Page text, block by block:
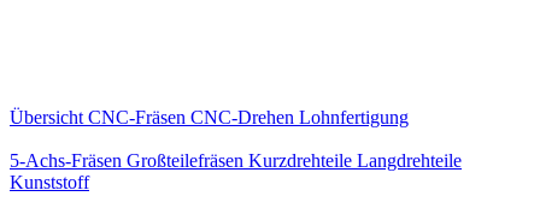
Übersicht CNC-Fräsen CNC-Drehen Lohnfertigung
5-Achs-Fräsen Großteilefräsen Kurzdrehteile Langdrehteile
Kunststoff